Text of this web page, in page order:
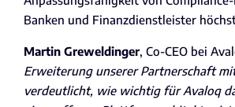
Banken und Finanzdienstleister
Martin Greweldinger, Co-CEO bei
Erweiterung unserer Partnerschaft
verdeutlicht, wie wichtig für Avaloq